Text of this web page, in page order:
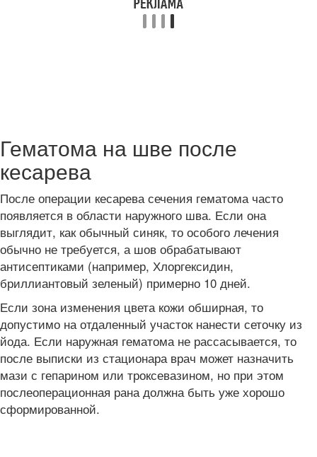
Гематома на шве после
кесарева
После операции кесарева сечения гематома часто
появляется в области наружного шва. Если она
выглядит, как обычный синяк, то особого лечения
обычно не требуется, а шов обрабатывают
антисептиками (например, Хлоргексидин,
бриллиантовый зеленый) примерно 10 дней.
Если зона изменения цвета кожи обширная, то
допустимо на отдаленный участок нанести сеточку из
йода. Если наружная гематома не рассасывается, то
после выписки из стационара врач может назначить
мази с гепарином или троксевазином, но при этом
послеоперационная рана должна быть уже хорошо
сформированной.